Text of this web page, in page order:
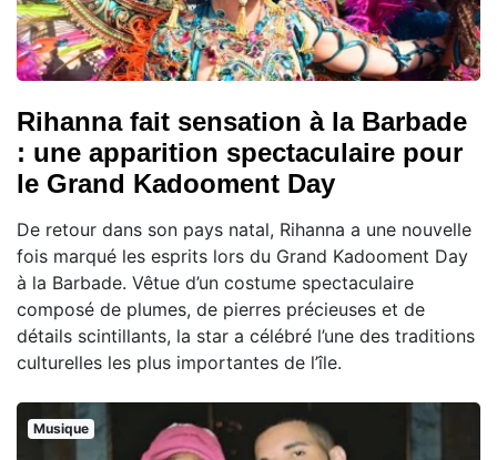
Rihanna fait sensation à la Barbade
: une apparition spectaculaire pour
le Grand Kadooment Day
De retour dans son pays natal, Rihanna a une nouvelle
fois marqué les esprits lors du Grand Kadooment Day
à la Barbade. Vêtue d’un costume spectaculaire
composé de plumes, de pierres précieuses et de
détails scintillants, la star a célébré l’une des traditions
culturelles les plus importantes de l’île.
Musique